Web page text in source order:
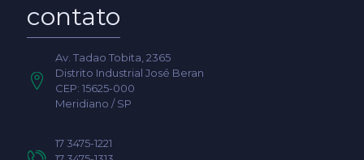
contato
Av. Tadao Tobita, 2365
Distrito Industrial José Beran
CEP: 15625-000
Meridiano / SP
17 3475-1221